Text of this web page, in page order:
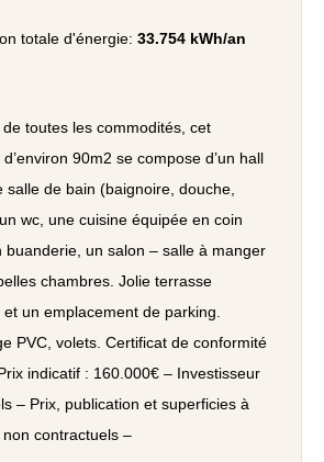
totale d'énergie: 33.754 kWh/an
toutes les commodités, cet
90m2 se compose d’un hall
salle de bain (baignoire, douche,
wc, une cuisine équipée en coin
buanderie, un salon – salle à manger
chambres. Jolie terrasse
un emplacement de parking.
PVC, volets. Certificat de conformité
indicatif : 160.000€ – Investisseur
– Prix, publication et superficies à
contractuels –